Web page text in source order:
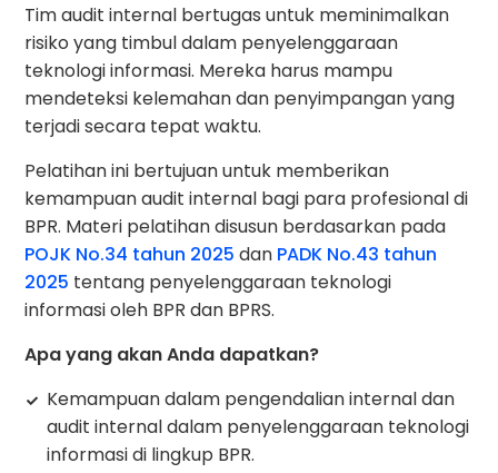
Tim audit internal bertugas untuk meminimalkan
risiko yang timbul dalam penyelenggaraan
teknologi informasi. Mereka harus mampu
mendeteksi kelemahan dan penyimpangan yang
terjadi secara tepat waktu.
Pelatihan ini bertujuan untuk memberikan
kemampuan audit internal bagi para profesional di
BPR. Materi pelatihan disusun berdasarkan pada
POJK No.34 tahun 2025 dan PADK No.43 tahun
2025 tentang penyelenggaraan teknologi
informasi oleh BPR dan BPRS.
Apa yang akan Anda dapatkan?
Kemampuan dalam pengendalian internal dan
audit internal dalam penyelenggaraan teknologi
informasi di lingkup BPR.